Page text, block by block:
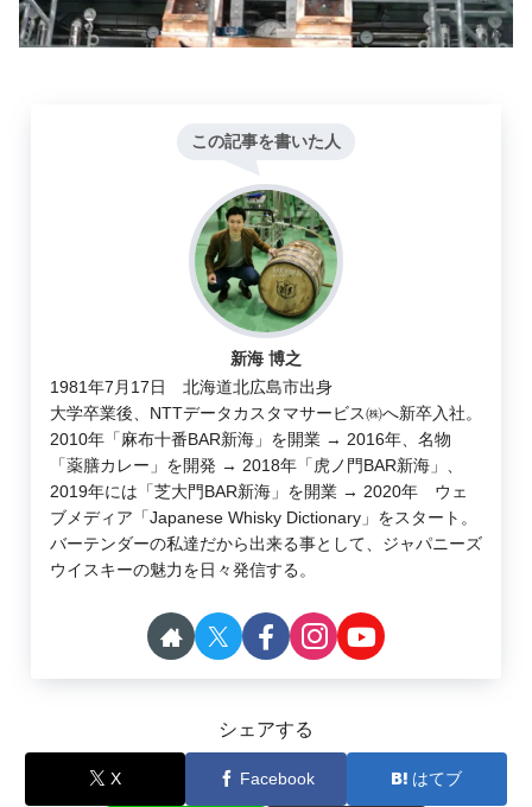
この記事を書いた人
新海 博之
1981年7月17日 北海道北広島市出身
大学卒業後、NTTデータカスタマサービス㈱へ新卒入社。
2010年「麻布十番BAR新海」を開業 → 2016年、名物
「薬膳カレー」を開発 → 2018年「虎ノ門BAR新海」、
2019年には「芝大門BAR新海」を開業 → 2020年 ウェ
ブメディア「Japanese Whisky Dictionary」をスタート。
バーテンダーの私達だから出来る事として、ジャパニーズ
ウイスキーの魅力を日々発信する。
シェアする
X Facebook はてブ